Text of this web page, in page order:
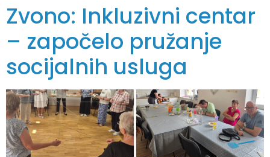
Zvono: Inkluzivni centar
– započelo pružanje
socijalnih usluga